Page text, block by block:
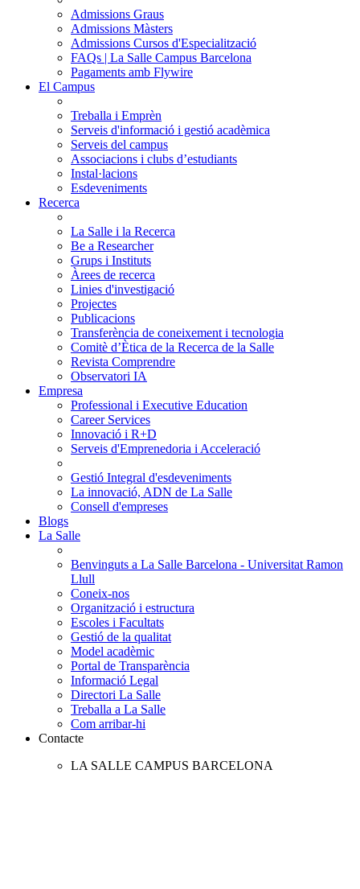
Admissions Graus
Admissions Màsters
Admissions Cursos d'Especialització
FAQs | La Salle Campus Barcelona
Pagaments amb Flywire
El Campus
Treballa i Emprèn
Serveis d'informació i gestió acadèmica
Serveis del campus
Associacions i clubs d’estudiants
Instal·lacions
Esdeveniments
Recerca
La Salle i la Recerca
Be a Researcher
Grups i Instituts
Àrees de recerca
Linies d'investigació
Projectes
Publicacions
Transferència de coneixement i tecnologia
Comitè d’Ètica de la Recerca de la Salle
Revista Comprendre
Observatori IA
Empresa
Professional i Executive Education
Career Services
Innovació i R+D
Serveis d'Emprenedoria i Acceleració
Gestió Integral d'esdeveniments
La innovació, ADN de La Salle
Consell d'empreses
Blogs
La Salle
Benvinguts a La Salle Barcelona - Universitat Ramon
Llull
Coneix-nos
Organització i estructura
Escoles i Facultats
Gestió de la qualitat
Model acadèmic
Portal de Transparència
Informació Legal
Directori La Salle
Treballa a La Salle
Com arribar-hi
Contacte
LA SALLE CAMPUS BARCELONA